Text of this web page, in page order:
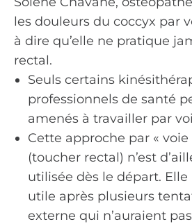
les douleurs du coccyx par
à dire qu’elle ne pratique
rectal.
Seuls certains
professionnels de santé
amenés à travailler par
Cette approche par «
(toucher rectal) n’est
utilisée dès le départ. Elle
utile après plusieurs
externe qui n’auraient